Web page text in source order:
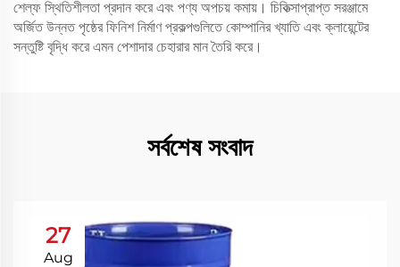
শেল্ফ স্থিতিশীলতা প্রদান করে এবং পণ্য অপচয় কমায়। চিকিত্সাপ্রাপ্ত সরঞ্জামে
অর্জিত উন্নত পৃষ্ঠের ফিনিশ নির্মাণ প্রকল্পগুলিতে কোম্পানির খ্যাতি এবং ক্লায়েন্টের
সন্তুষ্টি বৃদ্ধি করে এমন পেশাদার চেহারার মান তৈরি করে।
সর্বশেষ সংবাদ
27
Aug